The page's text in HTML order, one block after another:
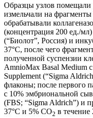
Образцы узлов помещали
измельчали на
обрабатывали
(концентрация 200 ед./
(“Биолот”, Россия) и
37°С, после чего
полученной суспензии
AmnioMax Basal Medium
Supplement (“Sigma
флаконы; после первого
с 10% эмбриональной
(FBS; “Sigma Aldrich”) и
37°С и 5% CO2 в течение